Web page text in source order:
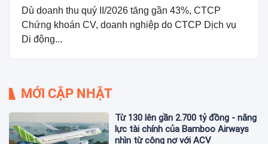
Dù doanh thu quý II/2026 tăng gần 43%, CTCP
Chứng khoán CV, doanh nghiệp do CTCP Dịch vụ
Di động...
MỚI CẬP NHẬT
Từ 130 lên gần 2.700 tỷ đồng - năng
lực tài chính của Bamboo Airways
nhìn từ công nợ với ACV